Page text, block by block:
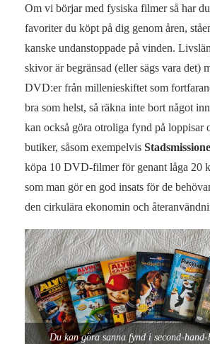
Om vi börjar med fysiska filmer så har
favoriter du köpt på dig genom åren,
kanske undanstoppade på vinden.
skivor är begränsad (eller sägs vara det)
DVD:er från millenieskiftet som
bra som helst, så räkna inte bort något
kan också göra otroliga fynd på loppisar
butiker, såsom exempelvis
köpa 10 DVD-filmer för genant låga 20
som man gör en god insats för de
den cirkulära ekonomin och
Du kan göra sanna fynd i second-